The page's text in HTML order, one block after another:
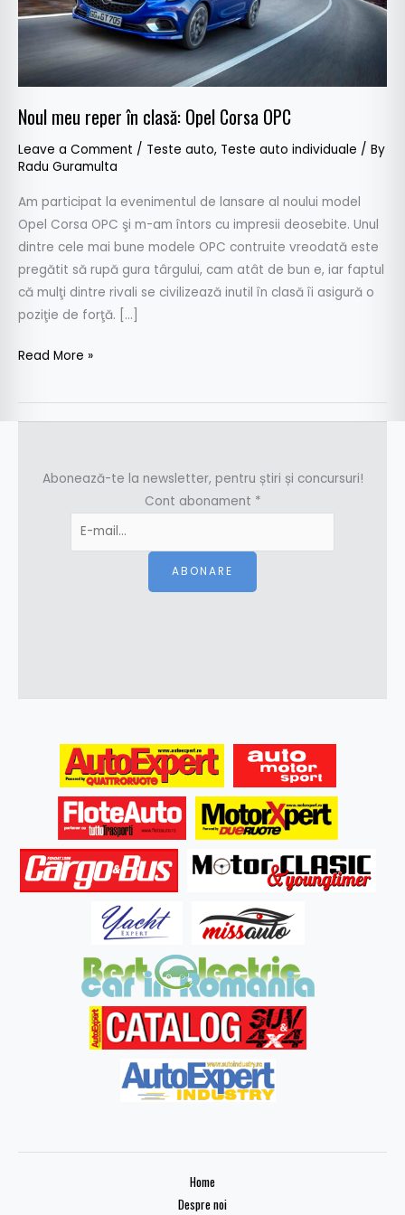
Noul meu reper în clasă: Opel Corsa OPC
Leave a Comment / Teste auto, Teste auto individuale / By
Radu Guramulta
Am participat la evenimentul de lansare al noului model
Opel Corsa OPC şi m-am întors cu impresii deosebite. Unul
dintre cele mai bune modele OPC contruite vreodată este
pregătit să rupă gura târgului, cam atât de bun e, iar faptul
că mulţi dintre rivali se civilizează inutil în clasă îi asigură o
poziţie de forţă. […]
OPC
Read More »
Abonează-te la newsletter, pentru știri și concursuri!
Cont abonament *
ABONARE
Home
Despre noi